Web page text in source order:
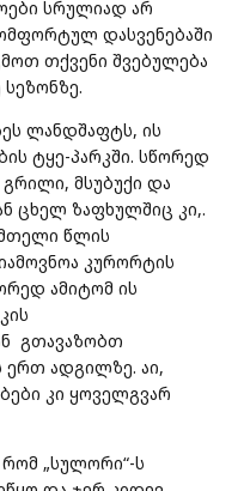
სრულიად არ
დასვენებაში
თქვენი შვებულება
ლანდშაფტს, ის
ტყე-პარკში. სწორედ
მსუბუქი და
ცხელ ზაფხულშიც კი,.
წლის
კურორტის
ამიტომ ის
გთავაზობთ
ერთ ადგილზე. აი,
კი ყოველგვარ
რომ „სულორი“-ს